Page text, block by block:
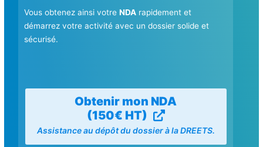
Vous obtenez ainsi votreNDA rapidement et
démarrez votre activité avec un dossier solide et
sécurisé.
Obtenir mon NDA
(150€ HT)
Assistance au dépôt du dossier à la DREETS.